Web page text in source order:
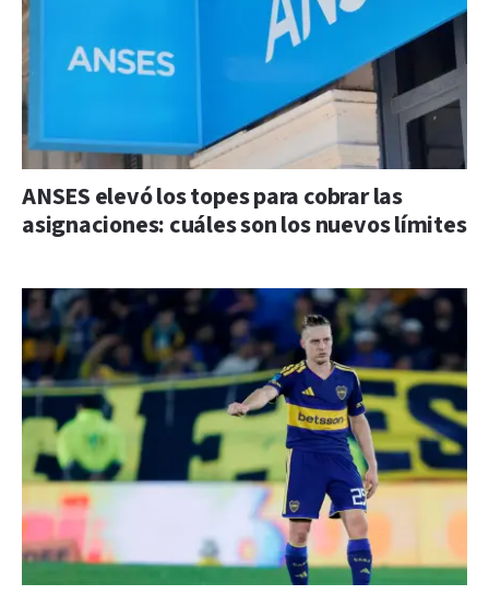
ANSES elevó los topes para cobrar las
asignaciones: cuáles son los nuevos límites